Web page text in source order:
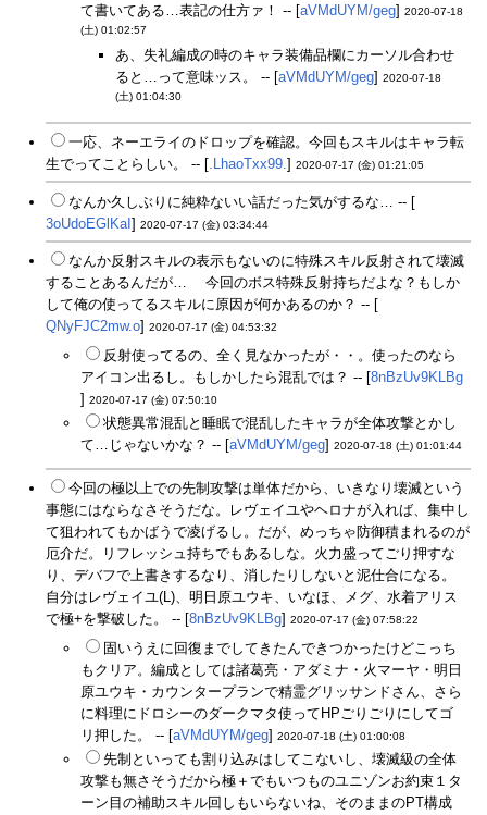
て書いてある…表記の仕方ァ！ -- [aVMdUYM/geg] 2020-07-18
(土) 01:02:57
あ、失礼編成の時のキャラ装備品欄にカーソル合わせ
ると…って意味ッス。 -- [aVMdUYM/geg] 2020-07-18
(土) 01:04:30
一応、ネーエライのドロップを確認。今回もスキルはキャラ転
生でってことらしい。 -- [ .LhaoTxx99. ] 2020-07-17 (金) 01:21:05
なんか久しぶりに純粋ないい話だった気がするな… -- [
3oUdoEGlKaI] 2020-07-17 (金) 03:34:44
なんか反射スキルの表示もないのに特殊スキル反射されて壊滅
することあるんだが… 今回のボス特殊反射持ちだよな？もしか
して俺の使ってるスキルに原因が何かあるのか？ -- [
QNyFJC2mw.o] 2020-07-17 (金) 04:53:32
反射使ってるの、全く見なかったが・・。使ったのなら
アイコン出るし。もしかしたら混乱では？ -- [8nBzUv9KLBg
] 2020-07-17 (金) 07:50:10
状態異常混乱と睡眠で混乱したキャラが全体攻撃とかし
て…じゃないかな？ -- [aVMdUYM/geg] 2020-07-18 (土) 01:01:44
今回の極以上での先制攻撃は単体だから、いきなり壊滅という
事態にはならなさそうだな。レヴェイユやヘロナが入れば、集中し
て狙われてもかばうで凌げるし。だが、めっちゃ防御積まれるのが
厄介だ。リフレッシュ持ちでもあるしな。火力盛ってごり押すな
り、デバフで上書きするなり、消したりしないと泥仕合になる。
自分はレヴェイユ(L)、明日原ユウキ、いなほ、メグ、水着アリス
で極+を撃破した。 -- [8nBzUv9KLBg] 2020-07-17 (金) 07:58:22
固いうえに回復までしてきたんできつかったけどこっち
もクリア。編成としては諸葛亮・アダミナ・火マーヤ・明日
原ユウキ・カウンタープランで精霊グリッサンドさん、さら
に料理にドロシーのダークマタ使ってHPごりごりにしてゴ
リ押した。 -- [aVMdUYM/geg] 2020-07-18 (土) 01:00:08
先制といっても割り込みはしてこないし、壊滅級の全体
攻撃も無さそうだから極＋でもいつものユニゾンお約束１タ
ーン目の補助スキル回しもいらないね、そのままのPT構成